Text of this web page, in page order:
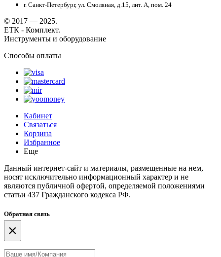
г. Санкт-Петербург, ул. Смоляная, д.15, лит. А, пом. 24
© 2017 — 2025.
ЕТК - Комплект.
Инструменты и оборудование
Способы оплаты
Кабинет
Связаться
Корзина
Избранное
Еще
Данный интернет-сайт и материалы, размещенные на нем,
носят исключительно информационный характер и не
являются публичной офертой, определяемой положениями
статьи 437 Гражданского кодекса РФ.
Обратная связь
×